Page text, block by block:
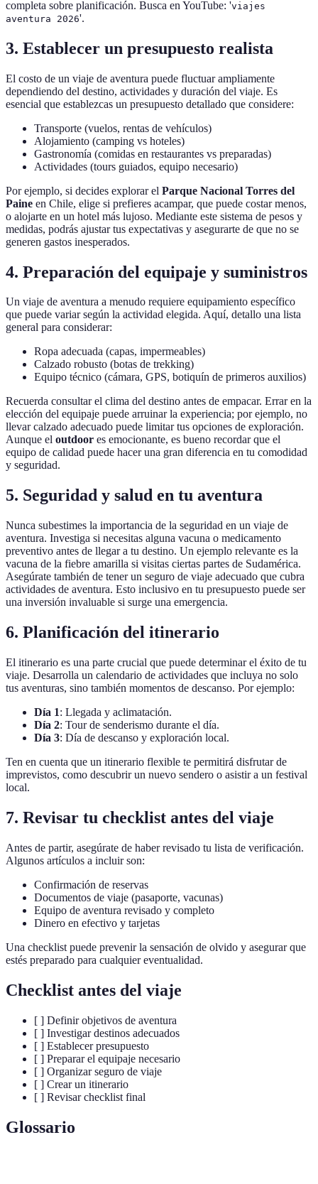
completa sobre planificación. Busca en YouTube: 'viajes
aventura 2026'.
3. Establecer un presupuesto realista
El costo de un viaje de aventura puede fluctuar ampliamente
dependiendo del destino, actividades y duración del viaje. Es
esencial que establezcas un presupuesto detallado que considere:
Transporte (vuelos, rentas de vehículos)
Alojamiento (camping vs hoteles)
Gastronomía (comidas en restaurantes vs preparadas)
Actividades (tours guiados, equipo necesario)
Por ejemplo, si decides explorar el Parque Nacional Torres del
Paine en Chile, elige si prefieres acampar, que puede costar menos,
o alojarte en un hotel más lujoso. Mediante este sistema de pesos y
medidas, podrás ajustar tus expectativas y asegurarte de que no se
generen gastos inesperados.
4. Preparación del equipaje y suministros
Un viaje de aventura a menudo requiere equipamiento específico
que puede variar según la actividad elegida. Aquí, detallo una lista
general para considerar:
Ropa adecuada (capas, impermeables)
Calzado robusto (botas de trekking)
Equipo técnico (cámara, GPS, botiquín de primeros auxilios)
Recuerda consultar el clima del destino antes de empacar. Errar en la
elección del equipaje puede arruinar la experiencia; por ejemplo, no
llevar calzado adecuado puede limitar tus opciones de exploración.
Aunque el outdoor es emocionante, es bueno recordar que el
equipo de calidad puede hacer una gran diferencia en tu comodidad
y seguridad.
5. Seguridad y salud en tu aventura
Nunca subestimes la importancia de la seguridad en un viaje de
aventura. Investiga si necesitas alguna vacuna o medicamento
preventivo antes de llegar a tu destino. Un ejemplo relevante es la
vacuna de la fiebre amarilla si visitas ciertas partes de Sudamérica.
Asegúrate también de tener un seguro de viaje adecuado que cubra
actividades de aventura. Esto inclusivo en tu presupuesto puede ser
una inversión invaluable si surge una emergencia.
6. Planificación del itinerario
El itinerario es una parte crucial que puede determinar el éxito de tu
viaje. Desarrolla un calendario de actividades que incluya no solo
tus aventuras, sino también momentos de descanso. Por ejemplo:
Día 1: Llegada y aclimatación.
Día 2: Tour de senderismo durante el día.
Día 3: Día de descanso y exploración local.
Ten en cuenta que un itinerario flexible te permitirá disfrutar de
imprevistos, como descubrir un nuevo sendero o asistir a un festival
local.
7. Revisar tu checklist antes del viaje
Antes de partir, asegúrate de haber revisado tu lista de verificación.
Algunos artículos a incluir son:
Confirmación de reservas
Documentos de viaje (pasaporte, vacunas)
Equipo de aventura revisado y completo
Dinero en efectivo y tarjetas
Una checklist puede prevenir la sensación de olvido y asegurar que
estés preparado para cualquier eventualidad.
Checklist antes del viaje
[ ] Definir objetivos de aventura
[ ] Investigar destinos adecuados
[ ] Establecer presupuesto
[ ] Preparar el equipaje necesario
[ ] Organizar seguro de viaje
[ ] Crear un itinerario
[ ] Revisar checklist final
Glossario